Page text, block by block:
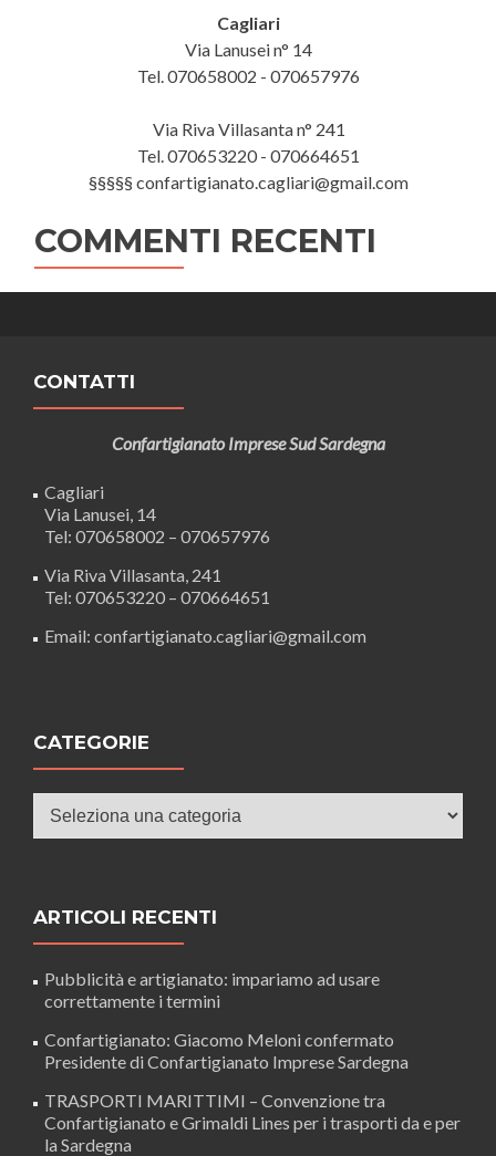
Cagliari
Via Lanusei n° 14
Tel. 070658002 - 070657976
Via Riva Villasanta n° 241
Tel. 070653220 - 070664651
§§§§§ confartigianato.cagliari@gmail.com
COMMENTI RECENTI
CONTATTI
Confartigianato Imprese Sud Sardegna
Cagliari
Via Lanusei, 14
Tel: 070658002 – 070657976
Via Riva Villasanta, 241
Tel: 070653220 – 070664651
Email: confartigianato.cagliari@gmail.com
CATEGORIE
ARTICOLI RECENTI
Pubblicità e artigianato: impariamo ad usare
correttamente i termini
Confartigianato: Giacomo Meloni confermato
Presidente di Confartigianato Imprese Sardegna
TRASPORTI MARITTIMI – Convenzione tra
Confartigianato e Grimaldi Lines per i trasporti da e per
la Sardegna